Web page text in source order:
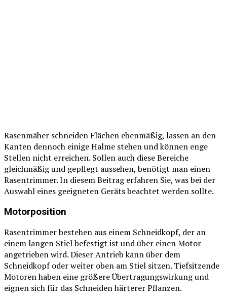
Rasenmäher schneiden Flächen ebenmäßig, lassen an den
Kanten dennoch einige Halme stehen und können enge
Stellen nicht erreichen. Sollen auch diese Bereiche
gleichmäßig und gepflegt aussehen, benötigt man einen
Rasentrimmer. In diesem Beitrag erfahren Sie, was bei der
Auswahl eines geeigneten Geräts beachtet werden sollte.
Motorposition
Rasentrimmer bestehen aus einem Schneidkopf, der an
einem langen Stiel befestigt ist und über einen Motor
angetrieben wird. Dieser Antrieb kann über dem
Schneidkopf oder weiter oben am Stiel sitzen. Tiefsitzende
Motoren haben eine größere Übertragungswirkung und
eignen sich für das Schneiden härterer Pflanzen.